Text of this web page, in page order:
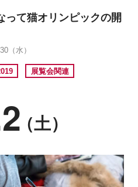
って猫オリンピックの開
（水）
展覧会関連
（土）